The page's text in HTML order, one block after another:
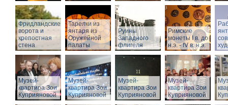
Фридландские
ворота и
крепостная
стена
Тарелки из
янтаря из
Оружейной
палаты
Руины
Западного
флигеля
Римские
монеты I в. до
н.э. - IV в. н.э.
Музей-
квартира Зои
Куприяновой
Музей-
квартира Зои
Куприяновой
Музей-
квартира Зои
Куприяновой
Музей-
квартира Зои
Куприяновой